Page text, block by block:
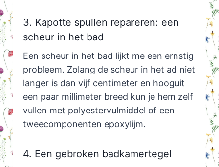
3. Kapotte spullen repareren: een
scheur in het bad
Een scheur in het bad lijkt me een ernstig
probleem. Zolang de scheur in het ad niet
langer is dan vijf centimeter en hooguit
een paar millimeter breed kun je hem zelf
vullen met polyestervulmiddel of een
tweecomponenten epoxylijm.
4. Een gebroken badkamertegel